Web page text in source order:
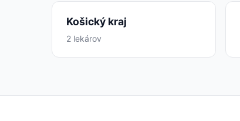
Košický kraj
2 lekárov